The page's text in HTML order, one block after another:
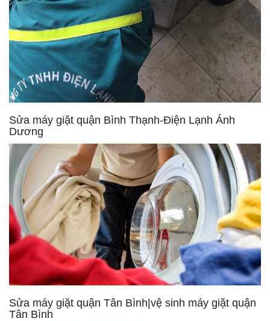
Sửa máy giặt quận Bình Thạnh-Điện Lạnh Ánh
Dương
Sửa máy giặt quận Tân Bình|vệ sinh máy giặt quận
Tân Bình